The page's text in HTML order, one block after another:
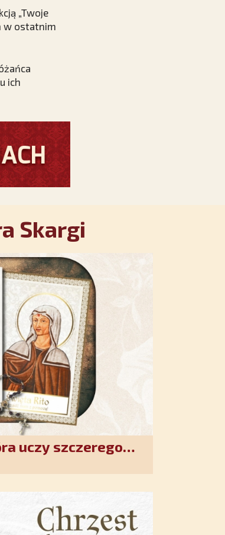
„Twoje
w ostatnim
ich
Skargi
uczy szczerego
wzmocnienie i